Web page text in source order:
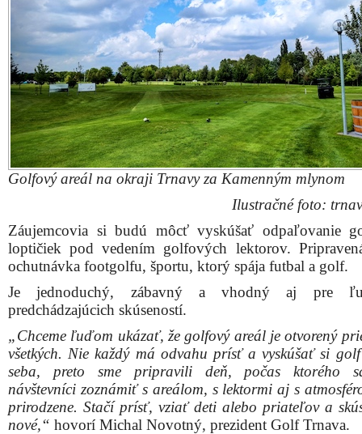
Golfový areál na okraji Trnavy za Kamenným mlynom
Ilustračné foto:
Záujemcovia si budú môcť vyskúšať odpaľovanie
loptičiek pod vedením golfových lektorov.
ochutnávka footgolfu, športu, ktorý spája futbal a golf.
Je jednoduchý, zábavný a vhodný aj pre
predchádzajúcich skúseností.
„Chceme ľuďom ukázať, že golfový areál je otvorený
všetkých. Nie každý má odvahu prísť a vyskúšať si
seba, preto sme pripravili deň, počas ktorého
návštevníci zoznámiť s areálom, s lektormi aj s
prirodzene. Stačí prísť, vziať deti alebo priateľov a
nové,“ hovorí Michal Novotný, prezident Golf Trnava.